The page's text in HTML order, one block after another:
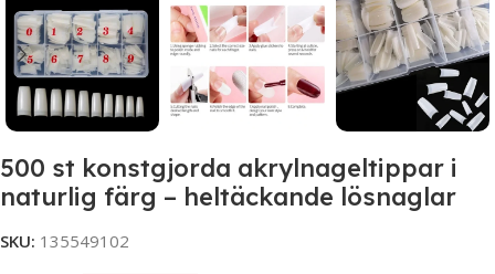
500 st konstgjorda akrylnageltippar i
naturlig färg – heltäckande lösnaglar
SKU: 135549102